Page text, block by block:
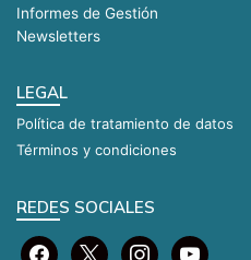
Informes de Gestión
Newsletters
LEGAL
Política de tratamiento de datos
Términos y condiciones
REDES SOCIALES